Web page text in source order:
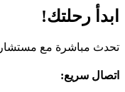
ابدأ رحلتك!
تحدث مباشرة مع
اتصال سريع: